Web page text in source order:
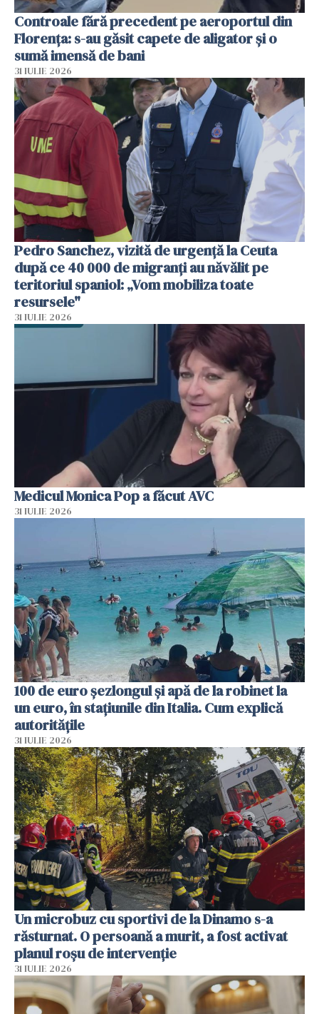
Controale fără precedent pe aeroportul din
Florența: s-au găsit capete de aligator și o
sumă imensă de bani
31 IULIE 2026
Pedro Sanchez, vizită de urgență la Ceuta
după ce 40 000 de migranți au năvălit pe
teritoriul spaniol: „Vom mobiliza toate
resursele"
31 IULIE 2026
Medicul Monica Pop a făcut AVC
31 IULIE 2026
100 de euro șezlongul și apă de la robinet la
un euro, în stațiunile din Italia. Cum explică
autoritățile
31 IULIE 2026
Un microbuz cu sportivi de la Dinamo s-a
răsturnat. O persoană a murit, a fost activat
planul roșu de intervenție
31 IULIE 2026